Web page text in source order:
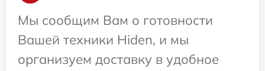
Мы сообщим Вам о готовности
Вашей техники Hiden, и мы
организуем доставку в удобное